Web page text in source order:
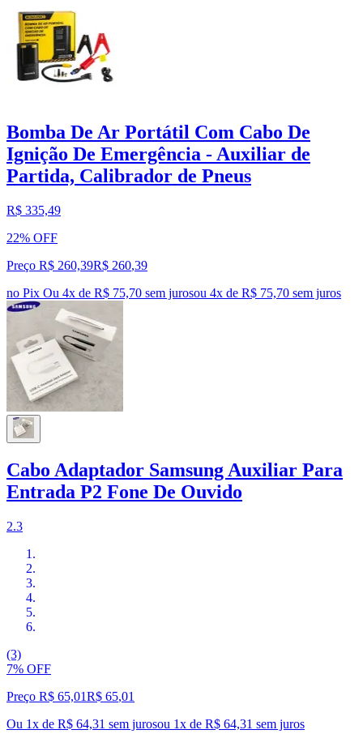
Bomba De Ar Portátil Com Cabo De
Ignição De Emergência - Auxiliar de
Partida, Calibrador de Pneus
R$ 335,49
22% OFF
Preço R$ 260,39R$ 260,39
no Pix Ou 4x de R$ 75,70 sem jurosou 4x de R$ 75,70 sem juros
Cabo Adaptador Samsung Auxiliar Para
Entrada P2 Fone De Ouvido
2.3
(3)
7% OFF
Preço R$ 65,01R$ 65,01
Ou 1x de R$ 64,31 sem jurosou 1x de R$ 64,31 sem juros